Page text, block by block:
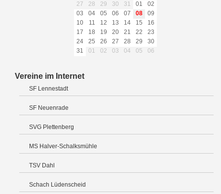
27
28 29 30 31 01
02
03
04 05 06 07 08
09
10
11 12 13 14 15
16
17
18 19 20 21 22
23
24
25 26 27 28 29
30
31
01 02 03 04 05 06
Vereine im Internet
SF Lennestadt
SF Neuenrade
SVG Plettenberg
MS Halver-Schalksmühle
TSV Dahl
Schach Lüdenscheid